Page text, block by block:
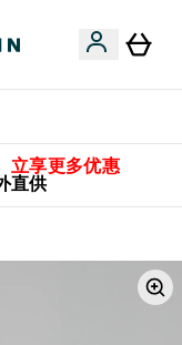
立享更多优惠
直供